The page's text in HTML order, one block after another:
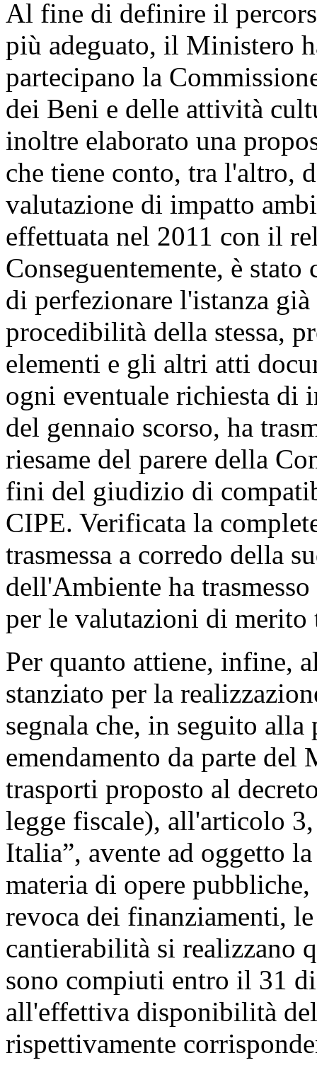
Al fine di definire il
più adeguato, il Ministero
partecipano la
dei Beni e delle attività
inoltre elaborato una
che tiene conto, tra l'altro,
valutazione di impatto
effettuata nel 2011 con il
Conseguentemente, è
di perfezionare l'istanza
procedibilità della stessa,
elementi e gli altri atti
ogni eventuale richiesta di
del gennaio scorso, ha
riesame del parere della
fini del giudizio di
CIPE. Verificata la
trasmessa a corredo della
dell'Ambiente ha
per le valutazioni di merito
Per quanto attiene, infine,
stanziato per la
segnala che, in seguito
emendamento da parte
trasporti proposto al
legge fiscale), all'articolo
Italia”, avente ad oggetto
materia di opere
revoca dei finanziamenti,
cantierabilità si realizzano
sono compiuti entro il 31
all'effettiva disponibilità
rispettivamente